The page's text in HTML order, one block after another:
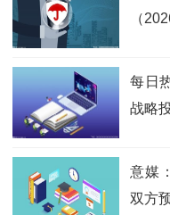
（
每日
战略
意媒
双方